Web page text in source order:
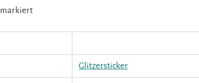
markiert
Glitzersticker